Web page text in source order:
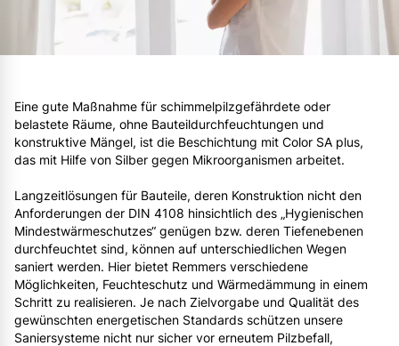
Eine gute Maßnahme für schimmelpilzgefährdete oder
belastete Räume, ohne Bauteildurchfeuchtungen und
konstruktive Mängel, ist die Beschichtung mit Color SA plus,
das mit Hilfe von Silber gegen Mikroorganismen arbeitet.
Langzeitlösungen für Bauteile, deren Konstruktion nicht den
Anforderungen der DIN 4108 hinsichtlich des „Hygienischen
Mindestwärmeschutzes“ genügen bzw. deren Tiefenebenen
durchfeuchtet sind, können auf unterschiedlichen Wegen
saniert werden. Hier bietet Remmers verschiedene
Möglichkeiten, Feuchteschutz und Wärmedämmung in einem
Schritt zu realisieren. Je nach Zielvorgabe und Qualität des
gewünschten energetischen Standards schützen unsere
Saniersysteme nicht nur sicher vor erneutem Pilzbefall,